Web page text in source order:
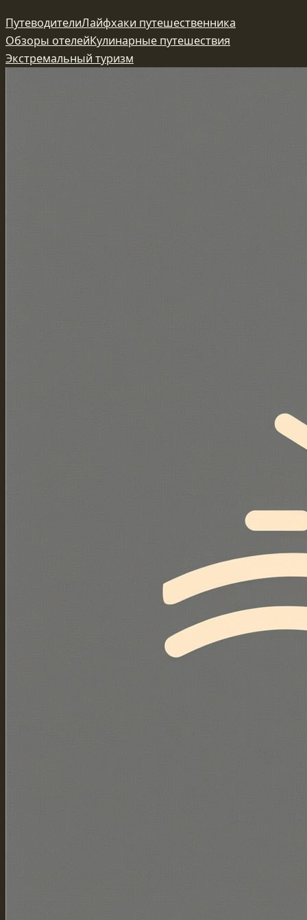
к
содержимому
ПутеводителиЛайфхаки путешественника
Обзоры отелейКулинарные путешествия
Экстремальный туризм